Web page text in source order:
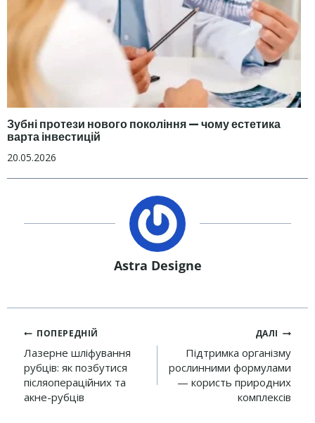
Зубні протези нового покоління — чому естетика
варта інвестицій
20.05.2026
Astra Designe
Навігація
записів
ПОПЕРЕДНІЙ
Лазерне шліфування
рубців: як позбутися
післяопераційних та
акне-рубців
ДАЛІ
Підтримка організму
рослинними формулами
— користь природних
комплексів